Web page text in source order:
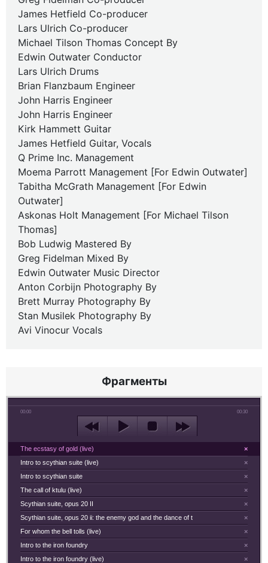
James Hetfield Co-producer
Lars Ulrich Co-producer
Michael Tilson Thomas Concept By
Edwin Outwater Conductor
Lars Ulrich Drums
Brian Flanzbaum Engineer
John Harris Engineer
John Harris Engineer
Kirk Hammett Guitar
James Hetfield Guitar, Vocals
Q Prime Inc. Management
Moema Parrott Management [For Edwin Outwater]
Tabitha McGrath Management [For Edwin
Outwater]
Askonas Holt Management [For Michael Tilson
Thomas]
Bob Ludwig Mastered By
Greg Fidelman Mixed By
Edwin Outwater Music Director
Anton Corbijn Photography By
Brett Murray Photography By
Stan Musilek Photography By
Avi Vinocur Vocals
Фрагменты
00:00 00:30
×
The ecstasy of gold (live)
×
Intro to scythian suite (live)
×
Intro to scythian suite
×
The call of ktulu (live)
×
Scythian suite, opus 20 II
×
Scythian suite, opus 20 ii: the enemy god and the dance of t
×
For whom the bell tolls (live)
×
Intro to the iron foundry
×
Intro to the iron foundry (live)